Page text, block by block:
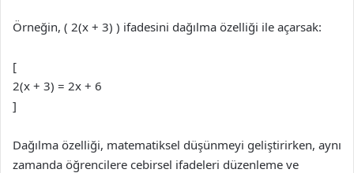
Örneğin, ( 2(x + 3) ) ifadesini dağılma özelliği ile açarsak:
[
2(x + 3) = 2x + 6
]
Dağılma özelliği, matematiksel düşünmeyi geliştirirken, aynı
zamanda öğrencilere cebirsel ifadeleri düzenleme ve